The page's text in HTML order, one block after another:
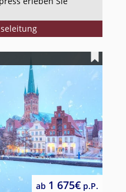
ab 1 675€ p.P.